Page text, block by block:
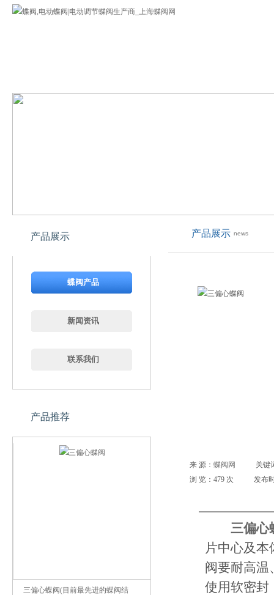
产品展示 news
来 源： 蝶阀网
关键
浏 览： 479 次 发布
三偏心
片中心及
阀要耐高温
使用软密封
产品展示
蝶阀产品
新闻资讯
联系我们
产品推荐
三偏心蝶阀(目前最先进的蝶阀结